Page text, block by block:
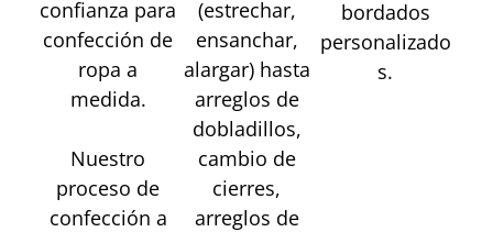
confianza para
confección de
ropa a
medida.
Nuestro
proceso de
confección a
(estrechar,
ensanchar,
alargar) hasta
arreglos de
dobladillos,
cambio de
cierres,
arreglos de
bordados
personalizado
s.